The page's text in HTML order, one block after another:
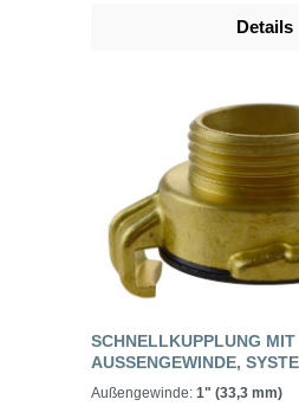
Details
SCHNELLKUPPLUNG MIT
AUSSENGEWINDE,
ESSING
Außengewinde: 1" (33,3 mm)